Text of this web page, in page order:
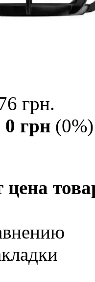
грн.
0 грн (0%)
цена